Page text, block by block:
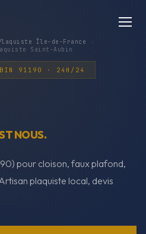
Île-de-France
Saint-Aubin
91190 · 24H/24
NOUS.
pour cloison, faux plafond,
plaquiste local, devis